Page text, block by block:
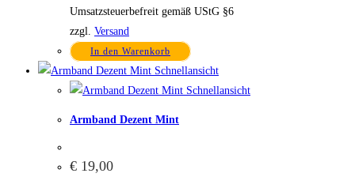
Umsatzsteuerbefreit gemäß UStG §6
zzgl. Versand
In den Warenkorb
Schnellansicht
Schnellansicht
Armband Dezent Mint
€ 19,00